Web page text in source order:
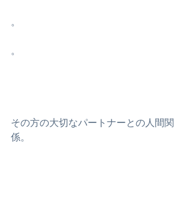
。
。
その方の大切なパートナーとの人間関
係。